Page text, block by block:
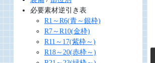
必要素材逆引き表
R1～R6(青～銀枠)
R7～R10(金枠)
R11～17(紫枠～)
R18～20(赤枠～)